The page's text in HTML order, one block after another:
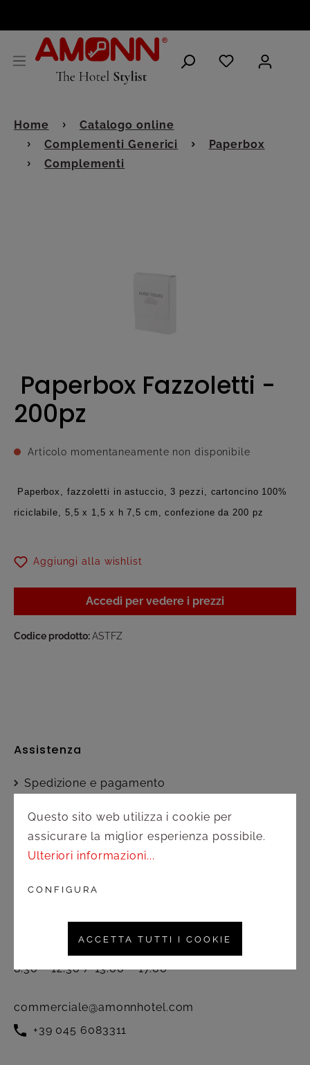
Home
Catalogo online
Complementi Generici
Paperbox
Complementi
Paperbox Fazzoletti -
200pz
Articolo momentaneamente non disponibile
Paperbox, fazzoletti in astuccio, 3 pezzi, cartoncino 100%
riciclabile, 5,5 x 1,5 x h 7,5 cm, confezione da 200 pz
Aggiungi alla wishlist
Accedi per vedere i prezzi
Codice prodotto:ASTFZ
Assistenza
Spedizione e pagamento
Diritto di recesso
Contatto
8.30 – 12.30 / 13.00 – 17.00
commerciale@amonnhotel.com
+39 045 6083311
Questo sito web utilizza i cookie per
assicurare la miglior esperienza possibile.
Ulteriori informazioni...
CONFIGURA
ACCETTA TUTTI I COOKIE